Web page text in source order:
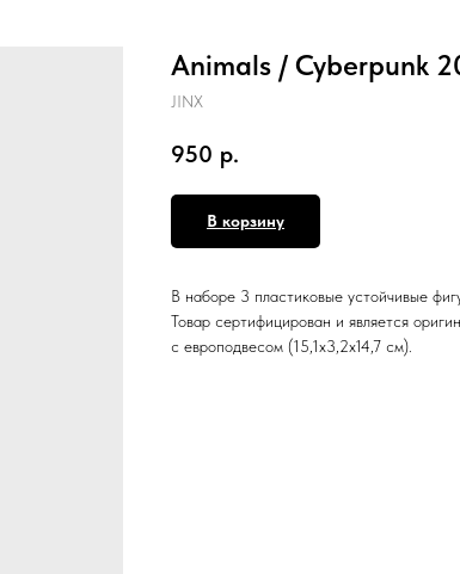
Animals / Cyberpunk
JINX
950 р.
В корзину
В наборе 3 пластиковые устойчивые
Товар сертифицирован и является
с европодвесом (15,1х3,2х14,7 см).